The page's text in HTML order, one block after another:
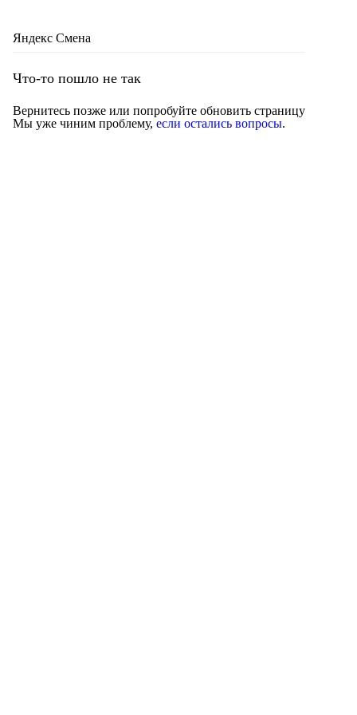
Яндекс Смена
Что-то пошло не так
Вернитесь позже или попробуйте обновить страницу
Мы уже чиним проблему, если остались вопросы.